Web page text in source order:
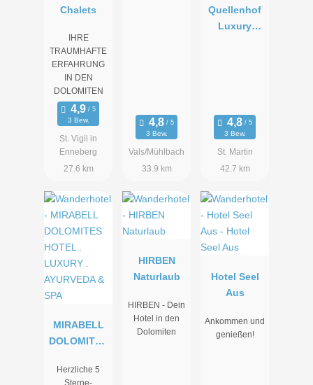
Chalets
IHRE
TRAUMHAFTE
ERFAHRUNG
IN DEN
DOLOMITEN
3 Bew.
St. Vigil in
Enneberg
27.6 km
3 Bew.
Vals/Mühlbach
33.9 km
Quellenhof
Luxury
3 Bew.
St. Martin
42.7 km
MIRABELL
DOLOMITES
LUXURY .
Herzliche 5
Sterne-
HIRBEN
Naturlaub
HIRBEN - Dein
Hotel in den
Dolomiten
Hotel Seel
Aus
Ankommen und
genießen!